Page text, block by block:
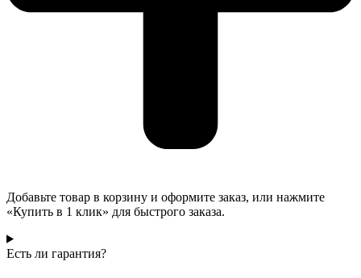
Добавьте товар в корзину и оформите заказ, или нажмите
«Купить в 1 клик» для быстрого заказа.
Есть ли гарантия?